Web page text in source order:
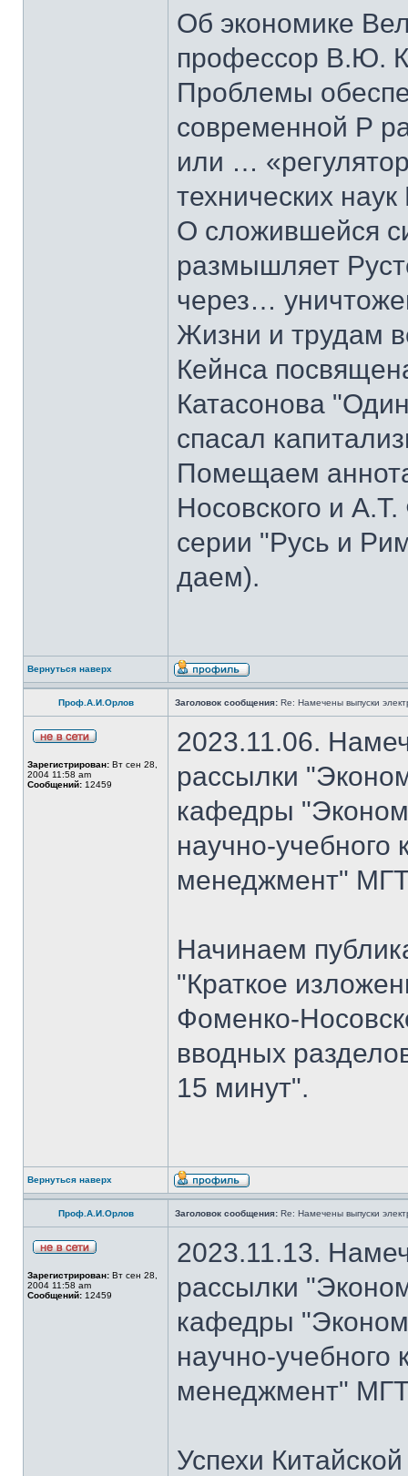
Об экономике
профессор В.Ю.
Проблемы
современной Р
или …
технических
О сложившейся
размышляет
через…
Жизни и трудам
Кейнса
Катасонова
спасал
Помещаем
Носовского и
серии "Русь и
даем).
Вернуться наверх
Проф.А.И.Орлов Заголовок сообщения: Re: Намечены выпуски
Зарегистрирован: Вт сен 28,
2004 11:58 am
Сообщений: 12459
2023.11.06.
рассылки
кафедры
научно-
менеджмент"
Начинаем
"Краткое
Фоменко-
вводных
15 минут".
Вернуться наверх
Проф.А.И.Орлов Заголовок сообщения: Re: Намечены выпуски
Зарегистрирован: Вт сен 28,
2004 11:58 am
Сообщений: 12459
2023.11.13.
рассылки
кафедры
научно-
менеджмент"
Успехи